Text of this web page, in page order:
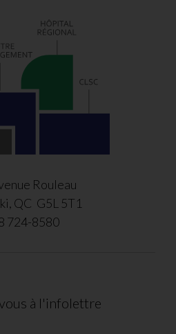
Rouleau
QC G5L 5T1
724-8580
à l'infolettre